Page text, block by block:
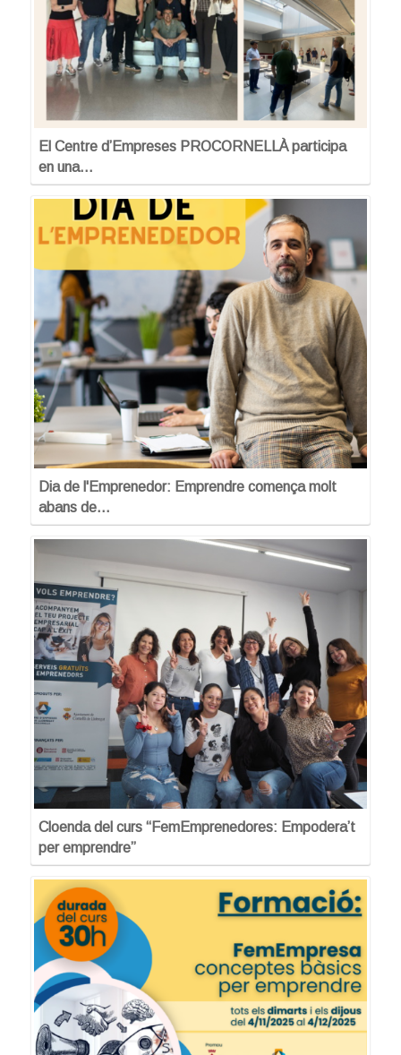
El Centre d’Empreses PROCORNELLÀ participa
en una…
Dia de l'Emprenedor: Emprendre comença molt
abans de…
Cloenda del curs “FemEmprenedores: Empodera’t
per emprendre”